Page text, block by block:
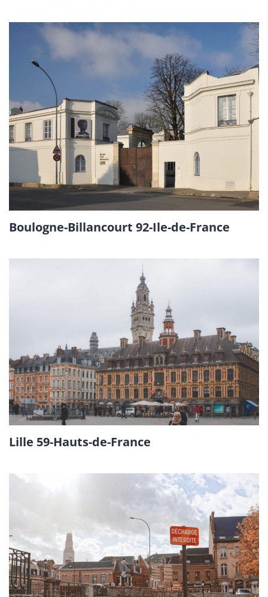
Boulogne-Billancourt 92-Ile-de-France
Lille 59-Hauts-de-France